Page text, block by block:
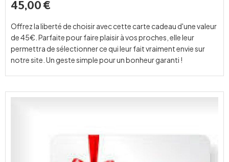
Offrez la liberté de choisir avec cette carte cadeau d'une valeur
de 45€. Parfaite pour faire plaisir à vos proches, elle leur
permettra de sélectionner ce qui leur fait vraiment envie sur
notre site. Un geste simple pour un bonheur garanti !
45,00 €